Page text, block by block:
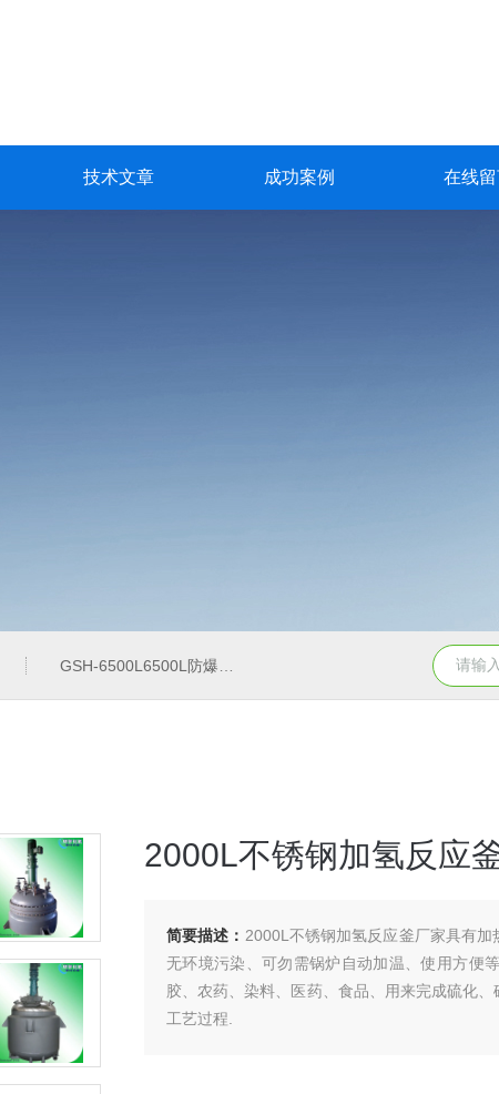
技术文章 成功案例 在线
GSH-6500L6500L防爆加氢工业反应釜 GSH-0.5L0.5L
2000L不锈钢加氢反应
简要描述： 2000L不锈钢加氢反应釜厂家具有加
无环境污染、可勿需锅炉自动加温、使用方便
胶、农药、染料、医药、食品、用来完成硫化
工艺过程.